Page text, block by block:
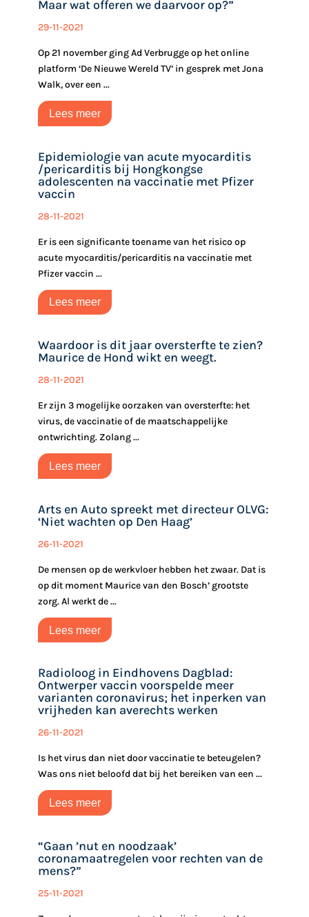
Maar wat offeren we daarvoor op?”
29-11-2021
Op 21 november ging Ad Verbrugge op het online
platform ‘De Nieuwe Wereld TV’ in gesprek met Jona
Walk, over een ...
Lees meer
Epidemiologie van acute myocarditis
/pericarditis bij Hongkongse‎‎
adolescenten na vaccinatie met Pfizer
vaccin ‎‎
28-11-2021
Er is een significante toename van het risico op
acute myocarditis/pericarditis na vaccinatie met
Pfizer vaccin ...
Lees meer
Waardoor is dit jaar oversterfte te zien?
Maurice de Hond wikt en weegt.
28-11-2021
Er zijn 3 mogelijke oorzaken van oversterfte: het
virus, de vaccinatie of de maatschappelijke
ontwrichting. Zolang ...
Lees meer
Arts en Auto spreekt met directeur OLVG:
‘Niet wachten op Den Haag’
26-11-2021
De mensen op de werkvloer hebben het zwaar. Dat is
op dit moment Maurice van den Bosch’ grootste
zorg. Al werkt de ...
Lees meer
Radioloog in Eindhovens Dagblad:
Ontwerper vaccin voorspelde meer
varianten coronavirus; het inperken van
vrijheden kan averechts werken
26-11-2021
Is het virus dan niet door vaccinatie te beteugelen?
Was ons niet beloofd dat bij het bereiken van een ...
Lees meer
“Gaan ’nut en noodzaak’
coronamaatregelen voor rechten van de
mens?”
25-11-2021